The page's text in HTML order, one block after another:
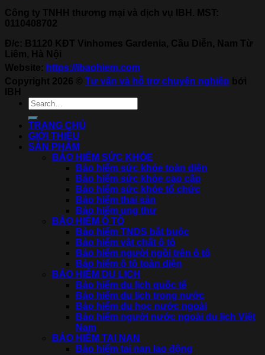
Công ty TNHH thương mại và dịch vụ IBH. MST:
0110408702
Đ/c: B1120 KĐT Vinhomes Gardenia, Cầu Diễn, Nam Từ
Liêm, Hà Nội
Website: https://ibaohiem.com
Copyright 2026 © Tư vấn và hỗ trợ chuyên nghiệp bởi
IBH
TRANG CHỦ
GIỚI THIỆU
SẢN PHẨM
BẢO HIỂM SỨC KHỎE
Bảo hiểm sức khỏe toàn diện
Bảo hiểm sức khỏe cao cấp
Bảo hiểm sức khỏe tổ chức
Bảo hiểm thai sản
Bảo hiểm ung thư
BẢO HIỂM Ô TÔ
Bảo hiểm TNDS bắt buộc
Bảo hiểm vật chất ô tô
Bảo hiểm người ngồi trên ô tô
Bảo hiểm ô tô toàn diện
BẢO HIỂM DU LỊCH
Bảo hiểm du lịch quốc tế
Bảo hiểm du lịch trong nước
Bảo hiểm du học nước ngoài
Bảo hiểm người nước ngoài du lịch Việt
Nam
BẢO HIỂM TAI NẠN
Bảo hiểm tai nạn lao động